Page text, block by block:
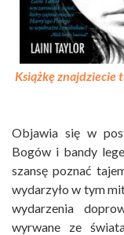
Książkę znajdziecie
Objawia się w
Bogów i bandy
szansę poznać
wydarzyło w tym
wydarzenia
wyrwane ze